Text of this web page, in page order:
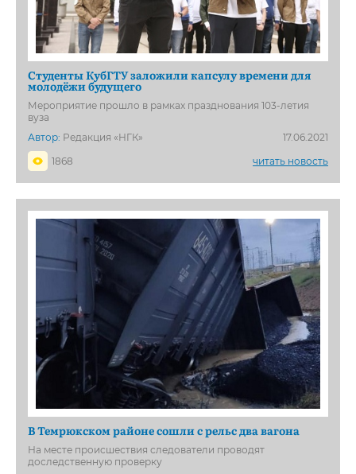
Студенты КубГТУ заложили капсулу времени для
молодёжи будущего
Мероприятие прошло в рамках празднования 103-летия
вуза
Автор: Редакция «НГК»
17.06.2021
1868
читать новость
В Темрюкском районе сошли с рельс два вагона
На месте происшествия следователи проводят
доследственную проверку